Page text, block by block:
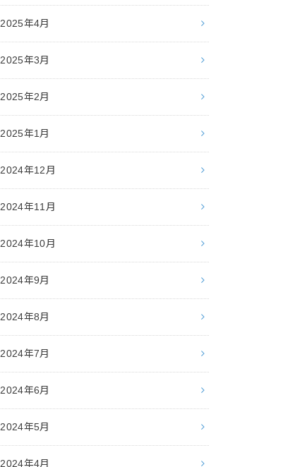
2025年4月
2025年3月
2025年2月
2025年1月
2024年12月
2024年11月
2024年10月
2024年9月
2024年8月
2024年7月
2024年6月
2024年5月
2024年4月